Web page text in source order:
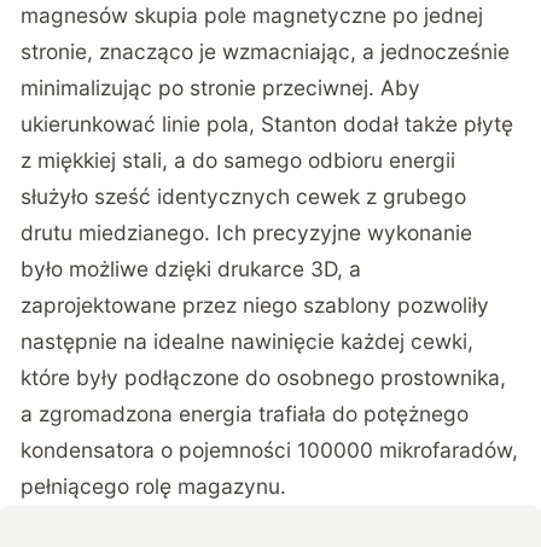
magnesów skupia pole magnetyczne po jednej
stronie, znacząco je wzmacniając, a jednocześnie
minimalizując po stronie przeciwnej. Aby
ukierunkować linie pola, Stanton dodał także płytę
z miękkiej stali, a do samego odbioru energii
służyło sześć identycznych cewek z grubego
drutu miedzianego. Ich precyzyjne wykonanie
było możliwe dzięki drukarce 3D, a
zaprojektowane przez niego szablony pozwoliły
następnie na idealne nawinięcie każdej cewki,
które były podłączone do osobnego prostownika,
a zgromadzona energia trafiała do potężnego
kondensatora o pojemności 100000 mikrofaradów,
pełniącego rolę magazynu.